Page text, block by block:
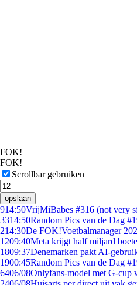
FOK!
FOK!
Scrollbar gebruiken
opslaan
914:50VrijMiBabes #316 (not very
3314:50Random Pics van de Dag
214:30De FOK!Voetbalmanager
1209:40Meta krijgt half miljard
1809:37Denemarken pakt AI-
1900:45Random Pics van de Dag
6406/08Onlyfans-model met G-cup